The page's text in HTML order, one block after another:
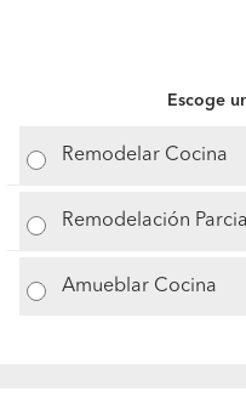
Escoge
Remodelar Cocina
Remodelación
Amueblar Cocina